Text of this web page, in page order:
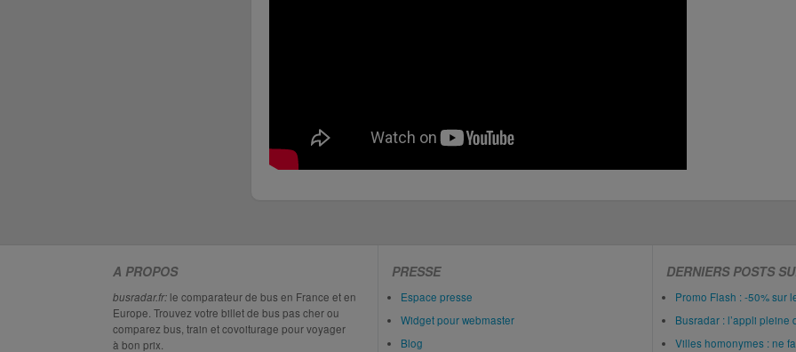
A PROPOS
busradar.fr: le comparateur de bus en France et en
Europe. Trouvez votre billet de bus pas cher ou
comparez bus, train et covoiturage pour voyager
à bon prix.
PRESSE
Espace presse
Widget pour webmaster
Blog
DERNIERS POSTS
Promo Flash : -50% sur
Busradar : l’appli pleine
Villes homonymes : ne